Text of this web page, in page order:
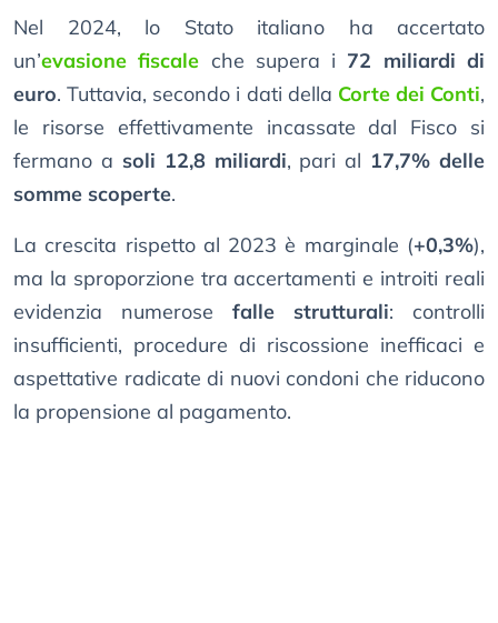
Nel 2024, lo Stato italiano ha accertato
un’evasione fiscale che supera i 72 miliardi di
euro. Tuttavia, secondo i dati della Corte dei Conti,
le risorse effettivamente incassate dal Fisco si
fermano a soli 12,8 miliardi, pari al 17,7% delle
somme scoperte.
La crescita rispetto al 2023 è marginale (+0,3%),
ma la sproporzione tra accertamenti e introiti reali
evidenzia numerose falle strutturali: controlli
insufficienti, procedure di riscossione inefficaci e
aspettative radicate di nuovi condoni che riducono
la propensione al pagamento.